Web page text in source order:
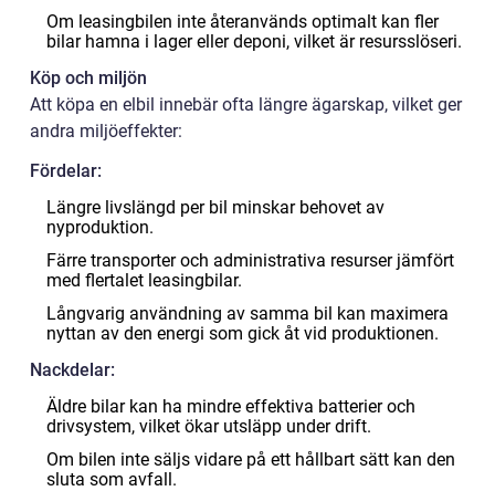
Om leasingbilen inte återanvänds optimalt kan fler
bilar hamna i lager eller deponi, vilket är resursslöseri.
Köp och miljön
Att köpa en elbil innebär ofta längre ägarskap, vilket ger
andra miljöeffekter:
Fördelar:
Längre livslängd per bil minskar behovet av
nyproduktion.
Färre transporter och administrativa resurser jämfört
med flertalet leasingbilar.
Långvarig användning av samma bil kan maximera
nyttan av den energi som gick åt vid produktionen.
Nackdelar:
Äldre bilar kan ha mindre effektiva batterier och
drivsystem, vilket ökar utsläpp under drift.
Om bilen inte säljs vidare på ett hållbart sätt kan den
sluta som avfall.